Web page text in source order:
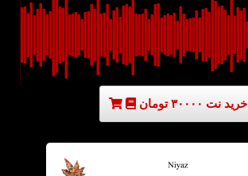
خرید نت ۳۰۰۰۰ تومان